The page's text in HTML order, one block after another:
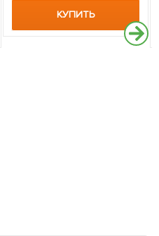
КУПИТЬ